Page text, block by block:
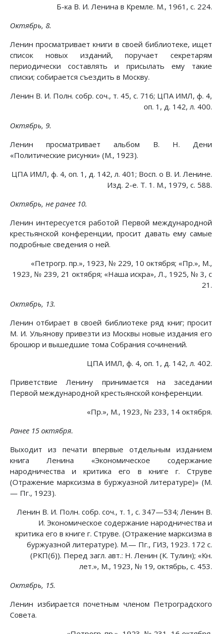
Б-ка В. И. Ленина в Кремле. М., 1961, с. 224.
Октябрь, 8.
Ленин просматривает книги в своей библиотеке, ищет
список новых изданий, поручает секретарям
периодически составлять и присылать ему такие
списки; собирается съездить в Москву.
Ленин В. И. Полн. собр. соч., т. 45, с. 716; ЦПА ИМЛ, ф. 4,
оп. 1, д. 142, л. 400.
Октябрь, 9.
Ленин просматривает альбом В. Н. Дени
«Политические рисунки» (М., 1923).
ЦПА ИМЛ, ф. 4, оп. 1, д. 142, л. 401; Восп. о В. И. Ленине.
Изд. 2-е. Т. 1. М., 1979, с. 588.
Октябрь, не ранее 10.
Ленин интересуется работой Первой международной
крестьянской конференции, просит давать ему самые
подробные сведения о ней.
«Петрогр. пр.», 1923, № 229, 10 октября; «Пр.», М.,
1923, № 239, 21 октября; «Наша искра», Л., 1925, № 3, с
21.
Октябрь, 13.
Ленин отбирает в своей библиотеке ряд книг; просит
М. И. Ульянову привезти из Москвы новые издания его
брошюр и вышедшие тома Собрания сочинений.
ЦПА ИМЛ, ф. 4, оп. 1, д. 142, л. 402.
Приветствие Ленину принимается на заседании
Первой международной крестьянской конференции.
«Пр.», М., 1923, № 233, 14 октября.
Ранее 15 октября.
Выходит из печати впервые отдельным изданием
книга Ленина «Экономическое содержание
народничества и критика его в книге г. Струве
(Отражение марксизма в буржуазной литературе)» (М.
— Пг., 1923).
Ленин В. И. Полн. собр. соч., т. 1, с. 347—534; Ленин В.
И. Экономическое содержание народничества и
критика его в книге г. Струве. (Отражение марксизма в
буржуазной литературе). М.— Пг., ГИЗ, 1923. 172 с.
(РКП(б)). Перед загл. авт.: Н. Ленин (К. Тулин); «Кн.
лет.», М., 1923, № 19, октябрь, с. 453.
Октябрь, 15.
Ленин избирается почетным членом Петроградского
Совета.